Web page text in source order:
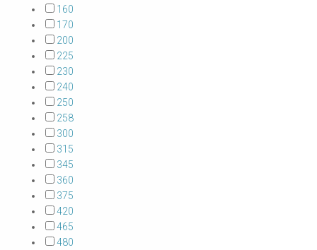
160
170
200
225
230
240
250
258
300
315
345
360
375
420
465
480